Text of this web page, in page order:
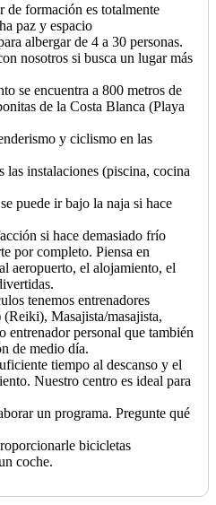
de formación es totalmente
paz y espacio
albergar de 4 a 30 personas.
nosotros si busca un lugar más
se encuentra a 800 metros de
de la Costa Blanca (Playa
y ciclismo en las
las instalaciones (piscina, cocina
puede ir bajo la naja si hace
si hace demasiado frío
por completo. Piensa en
aeropuerto, el alojamiento, el
tenemos entrenadores
Masajista/masajista,
entrenador personal que también
de medio día.
tiempo al descanso y el
Nuestro centro es ideal para
un programa. Pregunte qué
bicicletas
coche.